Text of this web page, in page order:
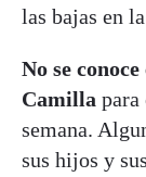
las bajas en
No se
Camilla para
semana.
sus hijos y